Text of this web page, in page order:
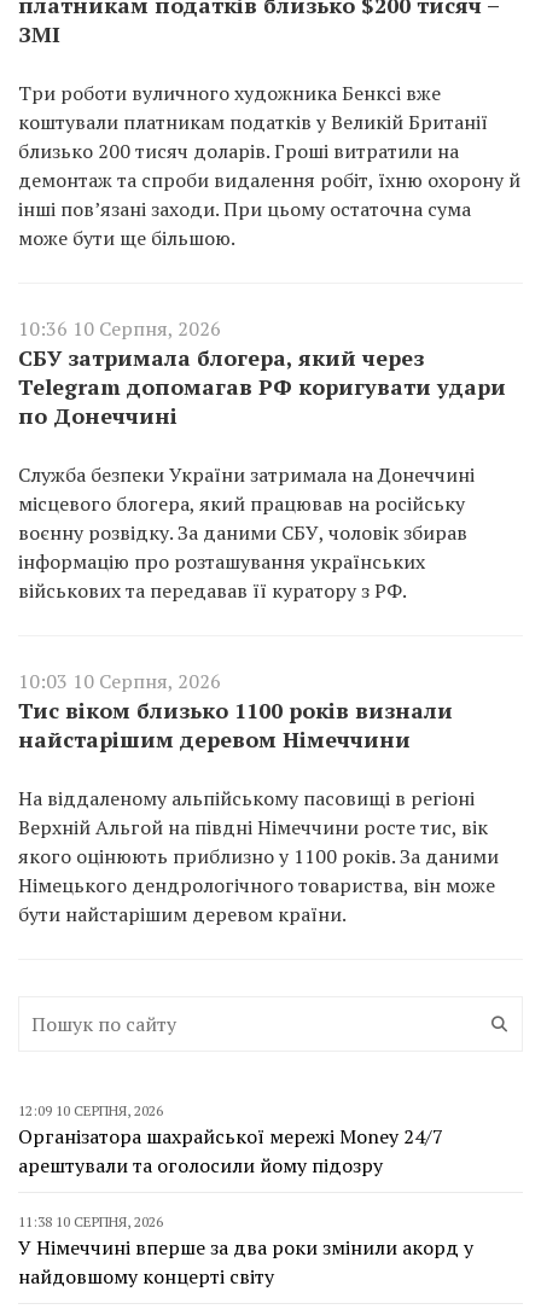
ЗМІ
Три роботи вуличного художника Бенксі вже
коштували платникам податків у Великій Британії
близько 200 тисяч доларів. Гроші витратили на
демонтаж та спроби видалення робіт, їхню охорону й
інші пов’язані заходи. При цьому остаточна сума
може бути ще більшою.
10:36 10 Серпня, 2026
СБУ затримала блогера, який через
Telegram допомагав РФ коригувати удари
по Донеччині
Служба безпеки України затримала на Донеччині
місцевого блогера, який працював на російську
воєнну розвідку. За даними СБУ, чоловік збирав
інформацію про розташування українських
військових та передавав її куратору з РФ.
10:03 10 Серпня, 2026
Тис віком близько 1100 років визнали
найстарішим деревом Німеччини
На віддаленому альпійському пасовищі в регіоні
Верхній Альгой на півдні Німеччини росте тис, вік
якого оцінюють приблизно у 1100 років. За даними
Німецького дендрологічного товариства, він може
бути найстарішим деревом країни.
12:09 10 СЕРПНЯ, 2026
Організатора шахрайської мережі Money 24/7
арештували та оголосили йому підозру
11:38 10 СЕРПНЯ, 2026
У Німеччині вперше за два роки змінили акорд у
найдовшому концерті світу